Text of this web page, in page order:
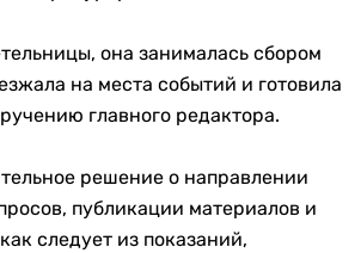
она занималась сбором
на места событий и готовила
главного редактора.
решение о направлении
публикации материалов и
следует из показаний,